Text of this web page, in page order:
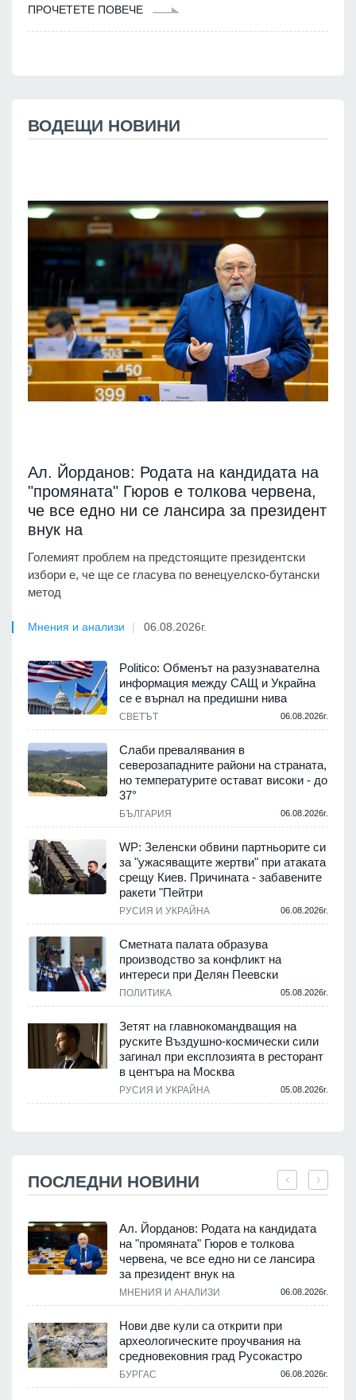
ПРОЧЕТЕТЕ ПОВЕЧЕ
ВОДЕЩИ НОВИНИ
Ал. Йорданов: Родата на кандидата на
"промяната" Гюров е толкова червена,
че все едно ни се лансира за президент
внук на
Големият проблем на предстоящите президентски
избори е, че ще се гласува по венецуелско-бутански
метод
Мнения и анализи 06.08.2026г.
Politico: Обменът на разузнавателна
информация между САЩ и Украйна
се е върнал на предишни нива
СВЕТЪТ 06.08.2026г.
Слаби превалявания в
северозападните райони на страната,
но температурите остават високи - до
37°
БЪЛГАРИЯ 06.08.2026г.
WP: Зеленски обвини партньорите си
за "ужасяващите жертви" при атаката
срещу Киев. Причината - забавените
ракети "Пейтри
РУСИЯ И УКРАЙНА 06.08.2026г.
Сметната палата образува
производство за конфликт на
интереси при Делян Пеевски
ПОЛИТИКА 05.08.2026г.
Зетят на главнокомандващия на
руските Въздушно-космически сили
загинал при експлозията в ресторант
в центъра на Москва
РУСИЯ И УКРАЙНА 05.08.2026г.
ПОСЛЕДНИ НОВИНИ
Ал. Йорданов: Родата на кандидата
на "промяната" Гюров е толкова
червена, че все едно ни се лансира
за президент внук на
МНЕНИЯ И АНАЛИЗИ 06.08.2026г.
Нови две кули са открити при
археологическите проучвания на
средновековния град Русокастро
БУРГАС 06.08.2026г.